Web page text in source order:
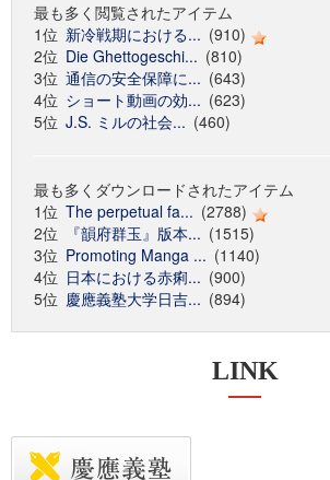
最も多く閲覧されたアイテム
1位 新冷戦期における... (910)
2位 Die Ghettogeschi... (810)
3位 通信の安全保障に... (643)
4位 ショート動画の効... (623)
5位 J.S. ミルの社会... (460)
最も多くダウンロードされたアイテム
1位 The perpetual fa... (2788)
2位
『韻府群玉』版本... (1515)
3位 Promoting Manga ... (1140)
4位 日本における赤痢... (900)
5位 慶應義塾大学日吉... (894)
LINK